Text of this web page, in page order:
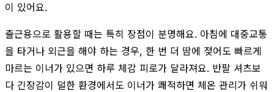
이 있어요.
출근용으로 활용할 때는 특히 장점이 분명해요. 아침에 대중교통
을 타거나 외근을 해야 하는 경우, 한 번 더 땀에 젖어도 빠르게
마르는 이너가 있으면 하루 체감 피로가 달라져요. 반팔 셔츠보
다 긴장감이 덜한 환경에서도 이너가 쾌적하면 체온 관리가 쉬워